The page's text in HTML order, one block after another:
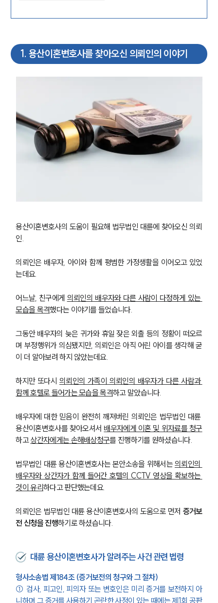
1 . 용산이혼변호사를 찾아오신 의뢰인의 이야기
용산이혼변호사의 도움이 필요해 법무법인 대륜에 찾아오신 의뢰
인.
의뢰인은 배우자, 아이와 함께 평범한 가정생활을 이어오고 있었
는데요.
어느날, 친구에게 의뢰인의 배우자와 다른 사람이 다정하게 있는
모습을 목격했다는 이야기를 들었습니다.
그동안 배우자의 늦은 귀가와 휴일 잦은 외출 등의 정황이 떠오르
며 부정행위가 의심됐지만, 의뢰인은 아직 어린 아이를 생각해 굳
이 더 알아보려 하지 않았는데요.
하지만 또다시 의뢰인의 가족이 의뢰인의 배우자가 다른 사람과
함께 호텔로 들어가는 모습을 목격하고 말았습니다.
배우자에 대한 믿음이 완전히 깨져버린 의뢰인은 법무법인 대륜
용산이혼변호사를 찾아오셔서 배우자에게 이혼 및 위자료를 청구
하고 상간자에게는 손해배상청구를 진행하기를 원하셨습니다.
법무법인 대륜 용산이혼변호사는 본안소송을 위해서는 의뢰인의
배우자와 상간자가 함께 들어간 호텔의 CCTV 영상을 확보하는
것이 유리하다고 판단했는데요.
의뢰인은 법무법인 대륜 용산이혼변호사의 도움으로 먼저 증거보
전 신청을 진행하기로 하셨습니다.
대륜 용산이혼변호사가 알려주는 사건 관련 법령
형사소송법 제184조 (증거보전의 청구와 그 절차)
① 검사, 피고인, 피의자 또는 변호인은 미리 증거를 보전하지 아
니하며 그 증거를 사용하기 곤란한 사정이 있는 때에는 제1회 공판